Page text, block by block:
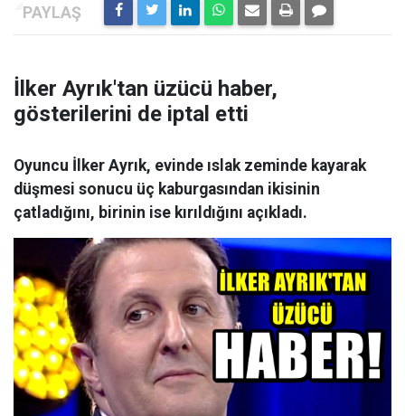
İlker Ayrık'tan üzücü haber,
gösterilerini de iptal etti
Oyuncu İlker Ayrık, evinde ıslak zeminde kayarak
düşmesi sonucu üç kaburgasından ikisinin
çatladığını, birinin ise kırıldığını açıkladı.